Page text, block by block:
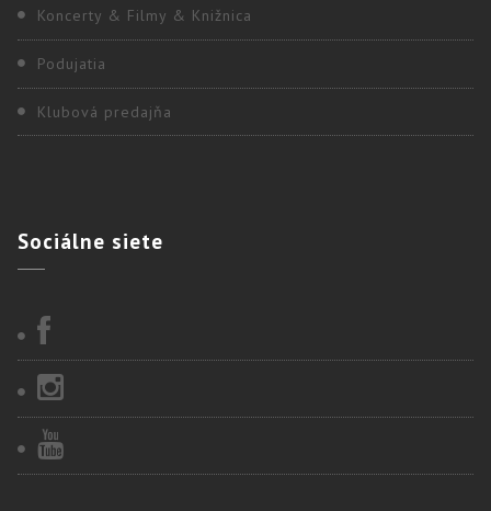
Koncerty & Filmy & Knižnica
Podujatia
Klubová predajňa
Sociálne siete